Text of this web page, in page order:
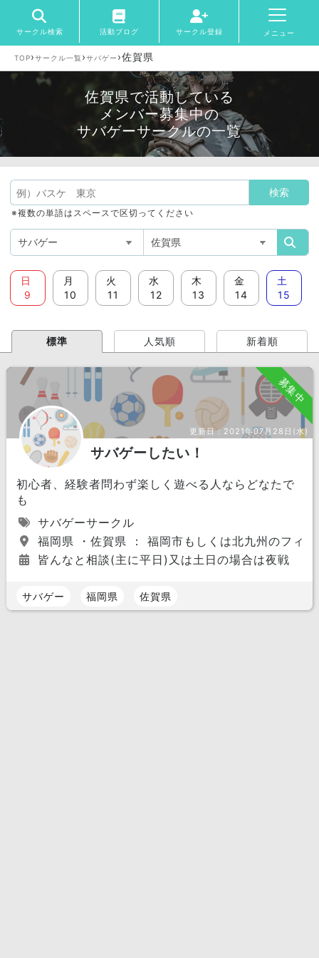
サークル検索 活動ブログ サークル登録 メニュー
TOP›サークル一覧 ›サバゲー ›佐賀県
佐賀県で活動している
メンバー募集中の
サバゲーサークルの一覧
※複数の単語はスペースで区切ってください
日
9
月
10
火
11
水
12
木
13
金
14
土
15
標準 人気順 新着順
募集中
更新日： 2021年07月28日(水)
サバゲーしたい！
初心者、経験者問わず楽しく遊べる人ならどなたで
も
サバゲーサークル
福岡県 ・佐賀県 ： 福岡市もしくは北九州のフィ
皆んなと相談(主に平日)又は土日の場合は夜戦
サバゲー 福岡県 佐賀県